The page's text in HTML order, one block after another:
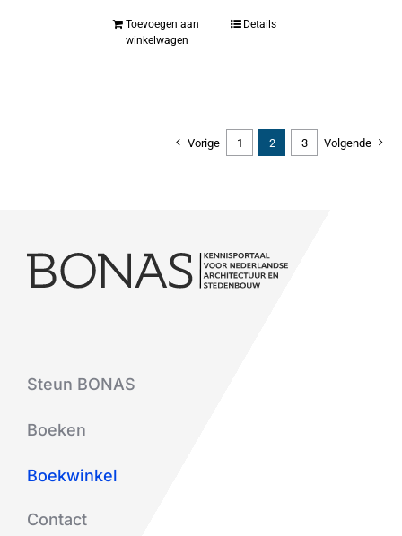
Toevoegen aan
winkelwagen
Details
Vorige 1 2 3 Volgende
Steun BONAS
Boeken
Boekwinkel
Contact